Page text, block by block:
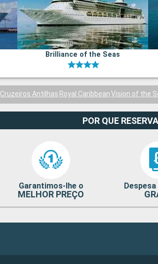
Brilliance of the Seas
Cruzeiros Antilhas Royal CaribbeanVision of the
POR QUE
Garantimos-lhe o
MELHOR PREÇO